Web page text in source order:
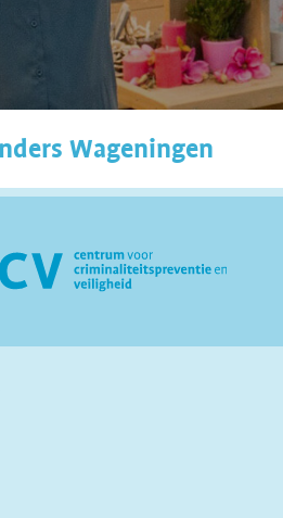
Wageningen